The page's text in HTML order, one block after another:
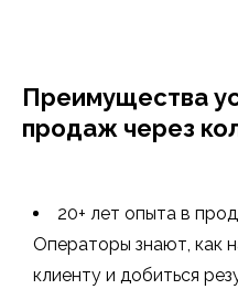
Преимущества
продаж через
20+ лет опыта в
Операторы знают, как
клиенту и добиться